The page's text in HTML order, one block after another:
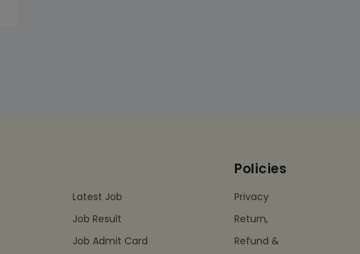
Latest Job
Job Result
Job Admit Card
Policies
Privacy
Return,
Refund &